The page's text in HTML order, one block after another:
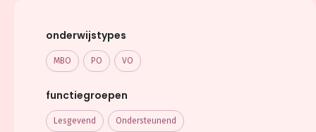
onderwijstypes
MBO PO VO
functiegroepen
Lesgevend Ondersteunend